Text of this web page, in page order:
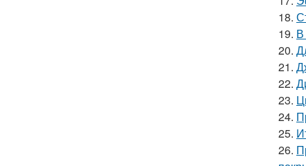
18.
19. В
20.
21.
22.
23.
24.
25.
26.